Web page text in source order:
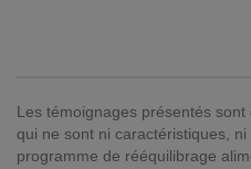
Les témoignages présentés
qui ne sont ni caractéristiques,
programme de rééquilibrage